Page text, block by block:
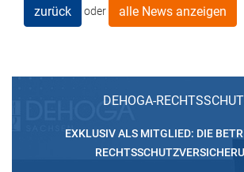
zurück oder alle News anzeigen
DEHOGA-
EXKLUSIV ALS MITGLIED: DIE